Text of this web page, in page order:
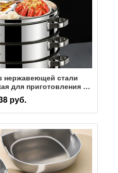
нержавеющей стали
для приготовления на
повышенной
на пару,
для приготовления
руб.